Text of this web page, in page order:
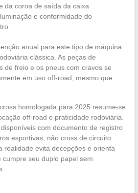
da coroa de saída da caixa
e conformidade do
anual para este tipo de máquina
clássica. As peças de
de freio e os pneus com cravos se
em uso off-road, mesmo que
homologada para 2025 resume-se
off-road e praticidade rodoviária.
com documento de registro
esportivas, não cross de circuito
realidade evita decepções e orienta
seu duplo papel sem